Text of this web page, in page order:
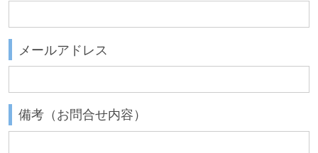
メールアドレス
備考（お問合せ内容）